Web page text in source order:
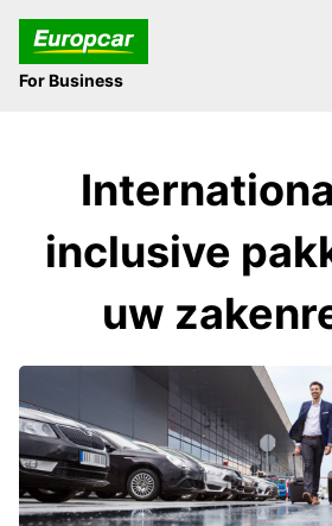
For Business
inclusive
uw